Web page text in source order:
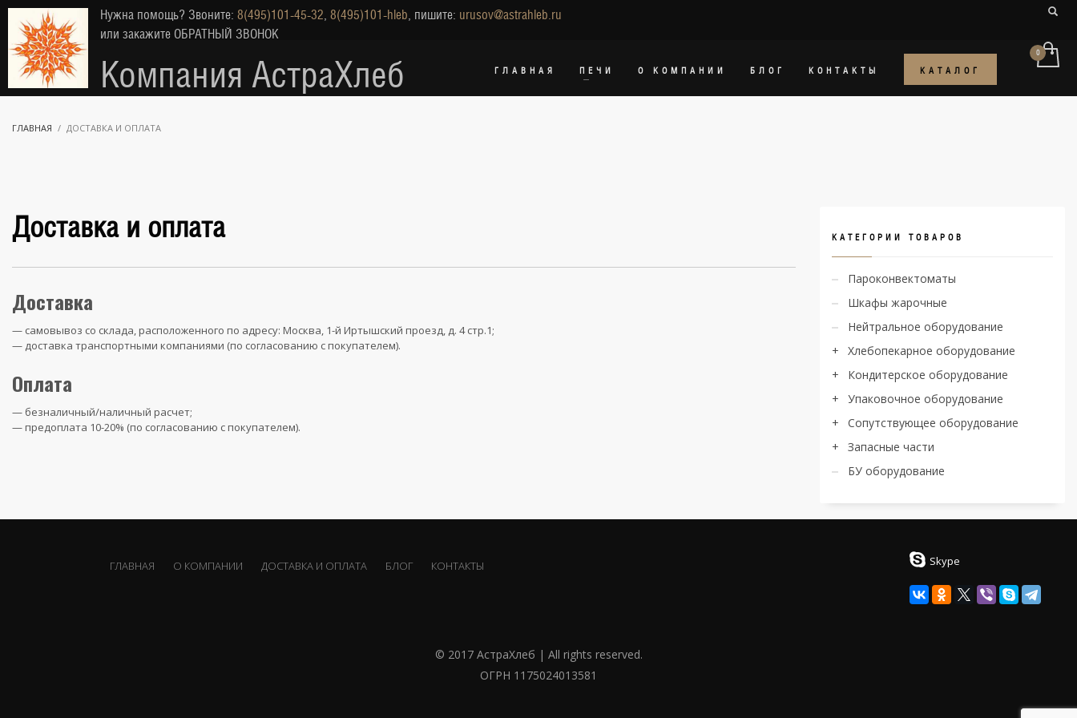
Нужна помощь? Звоните: 8(495)101-45-32, 8(495)101-hleb, пишите: urusov@astrahleb.ru
или закажите ОБРАТНЫЙ ЗВОНОК
Компания АстраХлеб ГЛАВНАЯ ПЕЧИ О КОМПАНИИ БЛОГ КОНТАКТЫ КАТАЛОГ
ГЛАВНАЯ ДОСТАВКА И ОПЛАТА
Доставка и оплата
Доставка
— самовывоз со склада, расположенного по адресу: Москва, 1-й Иртышский проезд, д. 4 стр.1;
— доставка транспортными компаниями (по согласованию с покупателем).
Оплата
— безналичный/наличный расчет;
— предоплата 10-20% (по согласованию с покупателем).
КАТЕГОРИИ ТОВАРОВ
Пароконвектоматы
Шкафы жарочные
Нейтральное оборудование
Хлебопекарное оборудование
Кондитерское оборудование
Упаковочное оборудование
Сопутствующее оборудование
Запасные части
БУ оборудование
ГЛАВНАЯ О КОМПАНИИ ДОСТАВКА И ОПЛАТА БЛОГ КОНТАКТЫ Skype
© 2017 АстраХлеб | All rights reserved.
ОГРН 1175024013581